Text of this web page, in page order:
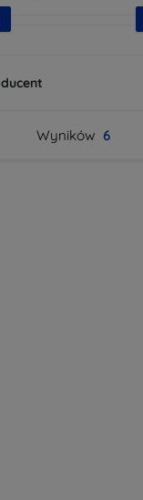
Wyników 6